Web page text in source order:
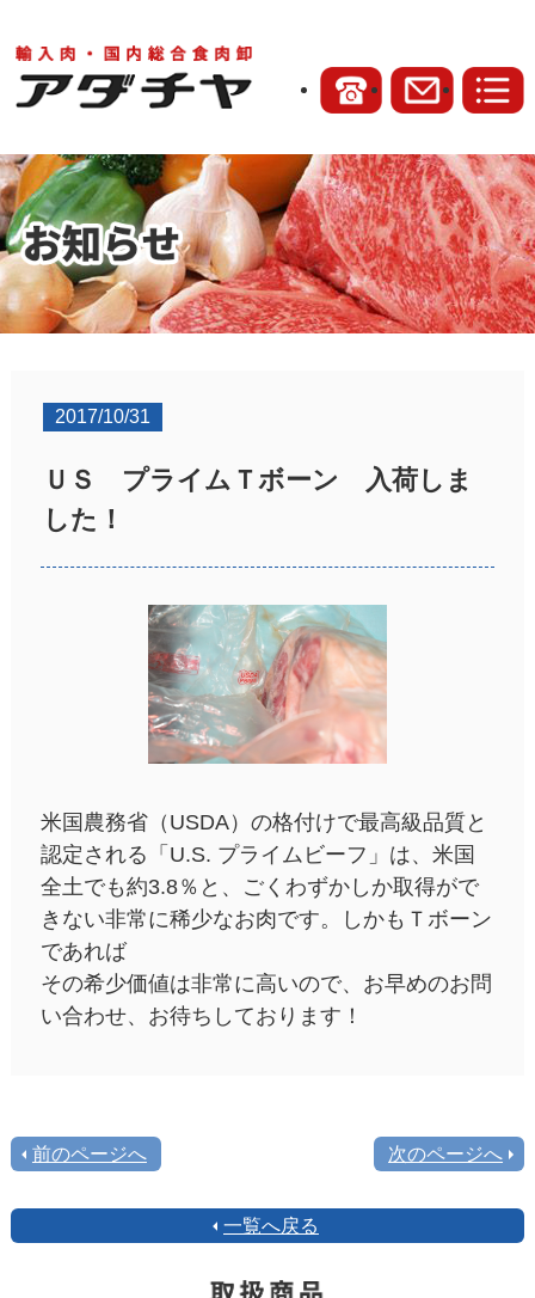
2017/10/31
ＵＳ プライムＴボーン 入荷しま
した！
米国農務省（USDA）の格付けで最高級品質と
認定される「U.S. プライムビーフ」は、米国
全土でも約3.8％と、ごくわずかしか取得がで
きない非常に稀少なお肉です。しかもＴボーン
であれば
その希少価値は非常に高いので、お早めのお問
い合わせ、お待ちしております！
前のページへ 次のページへ
一覧へ戻る